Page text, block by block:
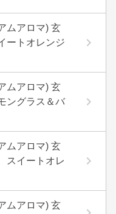
ムアロマ) 玄
ートオレンジ
ムアロマ) 玄
ングラス＆バ
ムアロマ) 玄
スイートオレ
ムアロマ) 玄